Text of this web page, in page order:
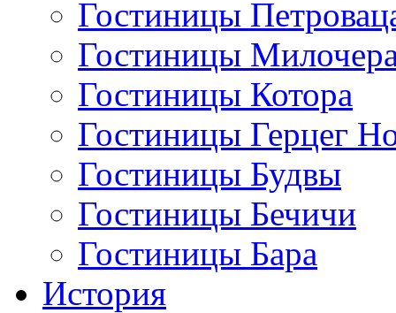
Гостиницы
Гостиницы
Гостиницы Котора
Гостиницы Герцег
Гостиницы Будвы
Гостиницы Бечичи
Гостиницы Бара
История